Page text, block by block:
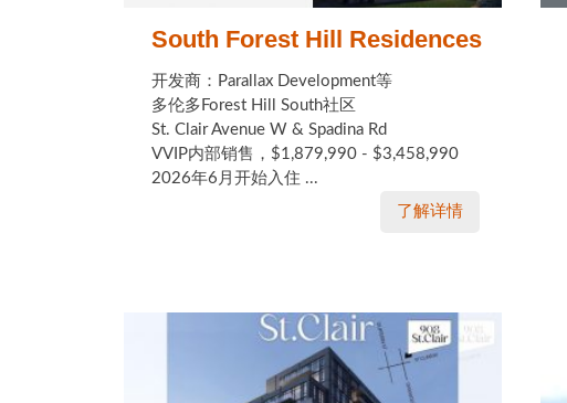
South Forest Hill Residences
开发商：Parallax Development等
多伦多Forest Hill South社区
St. Clair Avenue W & Spadina Rd
VVIP内部销售，$1,879,990 - $3,458,990
2026年6月开始入住 ...
了解详情